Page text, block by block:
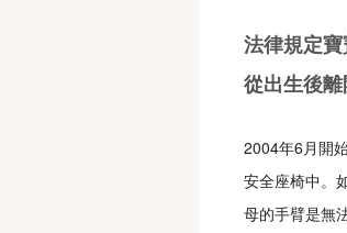
法律規定
從出生後
2004年6月開
安全座椅中。
母的手臂是無